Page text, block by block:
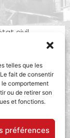
telles que les
fait de consentir
comportement
ou de retirer son
et fonctions.
préférences
civil